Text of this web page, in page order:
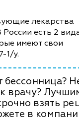
лекарства
есть 2
имеют свои
1/у.
бессонница?
врачу?
взять
в